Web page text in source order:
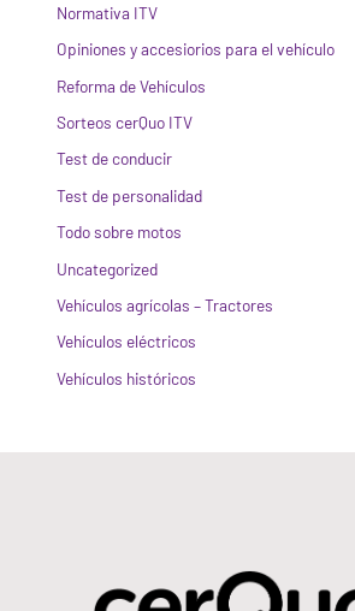
Normativa ITV
Opiniones y accesiorios para el vehículo
Reforma de Vehículos
Sorteos cerQuo ITV
Test de conducir
Test de personalidad
Todo sobre motos
Uncategorized
Vehículos agrícolas – Tractores
Vehículos eléctricos
Vehículos históricos